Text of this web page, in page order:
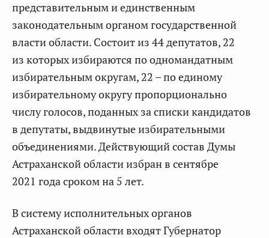
представительным и единственным
законодательным органом государственной
власти области. Состоит из 44 депутатов, 22
из которых избираются по одномандатным
избирательным округам, 22 – по единому
избирательному округу пропорционально
числу голосов, поданных за списки кандидатов
в депутаты, выдвинутые избирательными
объединениями. Действующий состав Думы
Астраханской области избран в сентябре
2021 года сроком на 5 лет.
В систему исполнительных органов
Астраханской области входят Губернатор